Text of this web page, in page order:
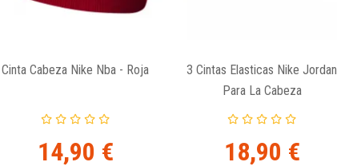
Cinta Cabeza Nike Nba - Roja
14,90 €
3 Cintas Elasticas Nike Jordan
Para La Cabeza
18,90 €